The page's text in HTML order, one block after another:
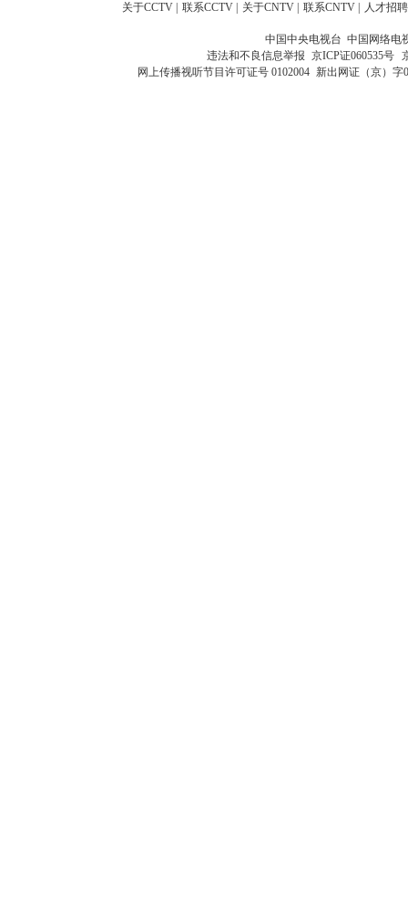
关于CCTV 联系CCTV 关于CNTV 联系CNTV 人才招聘
中国中央电视台 中国网络电
违法和不良信息举报 京ICP证060535号
网上传播视听节目许可证号 0102004 新出网证（京）